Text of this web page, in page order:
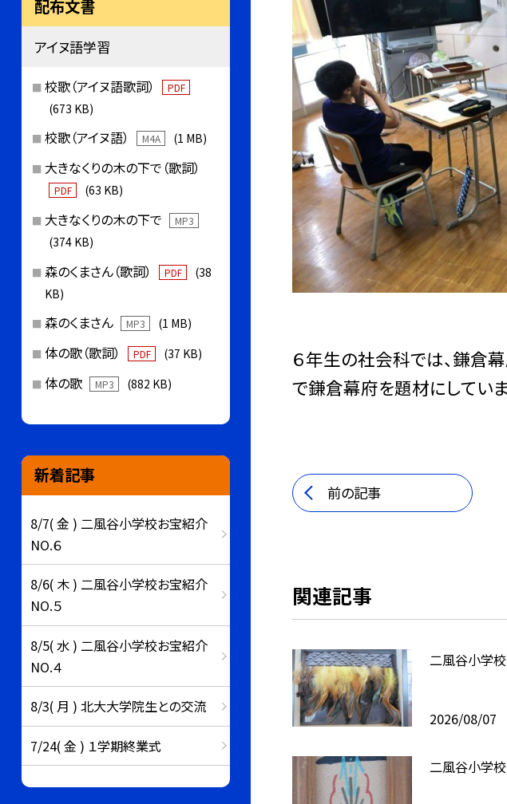
６年生の社会科では、鎌倉
で鎌倉幕府を題材にしてい
前の記事
関連記事
二風谷小学
2026/08/07
二風谷小学
配布文書
アイヌ語学習
校歌（アイヌ語歌詞） PDF
(673 KB)
校歌（アイヌ語） M4A (1 MB)
大きなくりの木の下で（歌詞）
PDF (63 KB)
大きなくりの木の下で MP3
(374 KB)
森のくまさん（歌詞） PDF
(38
KB)
森のくまさん MP3 (1 MB)
体の歌（歌詞） PDF (37 KB)
体の歌 MP3 (882 KB)
新着記事
8/7( 金 ) 二風谷小学校お宝紹介
NO.６
8/6( 木 ) 二風谷小学校お宝紹介
NO.５
8/5( 水 ) 二風谷小学校お宝紹介
NO.４
8/3( 月 ) 北大大学院生との交流
7/24( 金 ) １学期終業式